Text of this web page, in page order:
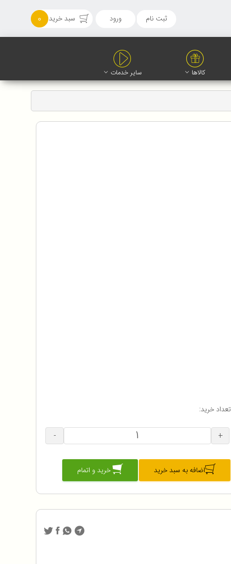
ثبت نام ورود سبد خرید 0
کالاها سایر خدمات
تعداد خرید:
+
-
اضافه به سبد خرید خرید و اتمام